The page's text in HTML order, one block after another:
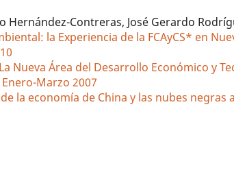
Hernández-Contreras, José Gerardo
la Experiencia de la FCAyCS* en
Nueva Área del Desarrollo Económico y
Enero-Marzo 2007
la economía de China y las nubes negras